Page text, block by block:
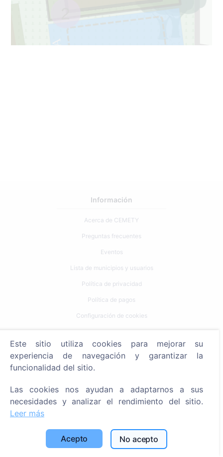
031A
Información
Acerca de CEMETY
Preguntas frecuentes
Eventos
Lista de municipios y usuarios
Política de privacidad
Política de pagos
Configuración de cookies
Buscar fallecidos
Servicios
SIA "CEMETY", LV40103618951
Este sitio utiliza cookies para mejorar su
experiencia de navegación y garantizar la
funcionalidad del sitio.
Las cookies nos ayudan a adaptarnos a sus
necesidades y analizar el rendimiento del sitio.
Leer más
Acepto No acepto